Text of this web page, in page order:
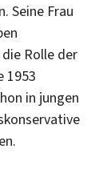
Seine Frau
Rolle der
1953
in jungen